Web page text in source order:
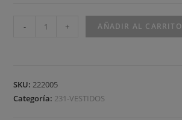
- + AÑADIR AL CARRITO
SKU:222005
Categoría: 231-VESTIDOS